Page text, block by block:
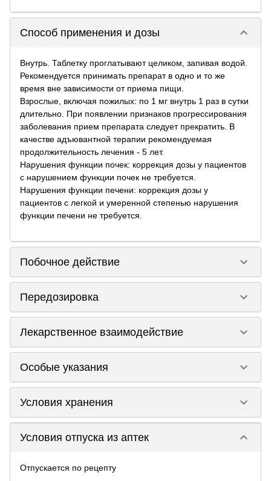
Способ применения и дозы keyboard_arrow_down
Внутрь. Таблетку проглатывают целиком, запивая водой.
Рекомендуется принимать препарат в одно и то же
время вне зависимости от приема пищи.
Взрослые, включая пожилых: по 1 мг внутрь 1 раз в сутки
длительно. При появлении признаков прогрессирования
заболевания прием препарата следует прекратить. В
качестве адъювантной терапии рекомендуемая
продолжительность лечения - 5 лет.
Нарушения функции почек: коррекция дозы у пациентов
с нарушением функции почек не требуется.
Нарушения функции печени: коррекция дозы у
пациентов с легкой и умеренной степенью нарушения
функции печени не требуется.
Побочное действие keyboard_arrow_down
Передозировка keyboard_arrow_down
Лекарственное взаимодействие keyboard_arrow_down
Особые указания keyboard_arrow_down
Условия хранения keyboard_arrow_down
Условия отпуска из аптек keyboard_arrow_down
Отпускается по рецепту